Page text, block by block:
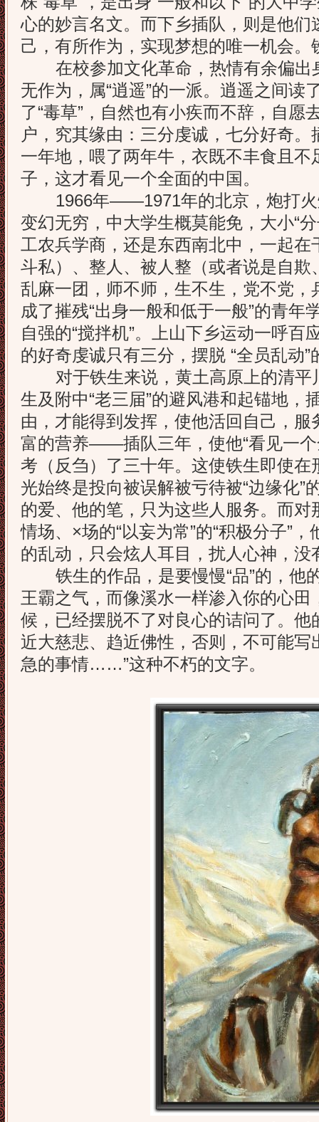
心的妙言名文。而下乡插队，则是他们
己，有所作为，实现梦想的唯一机会。
在校参加文化革命，热情有余偏出
无作为，属“逍遥”的一派。逍遥之间读
了“毒草”，自然也有小疾而不辞，自愿
户，究其缘由：三分虔诚，七分好奇
一年地，喂了两年牛，衣既不丰食且不
子，这才看见一个全面的中国。
1966年——1971年的北京，炮打火
变幻无穷，中大学生概莫能免，大小“
工农兵学商，还是东西南北中，一起在
斗私）、整人、被人整（或者说是自欺
乱麻一团，师不师，生不生，党不党，
成了摧残“出身一般和低于一般”的青年
自强的“搅拌机”。上山下乡运动一呼百
的好奇虔诚只有三分，摆脱 “全员乱动
对于铁生来说，黄土高原上的清平
生及附中“老三届”的避风港和起锚地，
由，才能得到发挥，使他活回自己，
富的营养——插队三年，使他“看见一个
考（反刍）了三十年。这使铁生即使在
光始终是投向被误解被亏待被“边缘化”
的爱、他的笔，只为这些人服务。而
情场、×场的“以妄为常”的“积极分子”
的乱动，只会炫人耳目，扰人心神，没
铁生的作品，是要慢慢“品”的，他
王霸之气，而像溪水一样渗入你的心田
候，已经摆脱不了对良心的诘问了。他
近大慈悲、趋近佛性，否则，不可能写
急的事情……”这种不朽的文字。